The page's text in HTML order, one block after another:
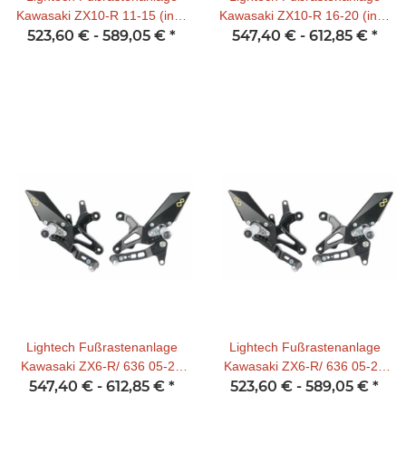
Kawasaki ZX10-R 11-15 (incl.
ABE)
523,60 € - 589,05 € *
Kawasaki ZX10-R 16-20 (incl.
ABE) (normal Schaltung)
547,40 € - 612,85 € *
Lightech Fußrastenanlage
Kawasaki ZX6-R/ 636 05-21
für Umkehrschaltung
547,40 € - 612,85 € *
Lightech Fußrastenanlage
Kawasaki ZX6-R/ 636 05-21
(incl. ABE) für
523,60 € - 589,05 € *